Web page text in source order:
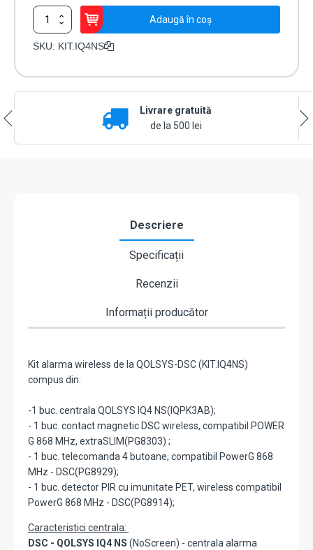
Cantitate
Kit
alarma
Adaugă în coș
SKU: KIT.IQ4NS
Livrare gratuită
de la 500 lei
Descriere
Specificații
Recenzii
Informații producător
Kit alarma wireless de la QOLSYS-DSC(KIT.IQ4NS)
compus din:
-1 buc. centrala QOLSYS IQ4 NS(IQPK3AB);
- 1 buc. contact magnetic DSC wireless, compatibil POWER
G 868 MHz, extraSLIM(PG8303) ;
- 1 buc. telecomanda 4 butoane, compatibil PowerG 868
MHz - DSC(PG8929);
- 1 buc. detector PIR cu imunitate PET, wireless compatibil
PowerG 868 MHz - DSC(PG8914);
Caracteristici centrala:
DSC - QOLSYS IQ4 NS (NoScreen) - centrala alarma